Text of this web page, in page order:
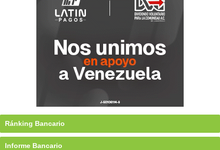
Ránking Bancario
Informe Bancario